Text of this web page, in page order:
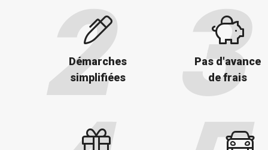
Démarches
simplifiées
Pas d'avance
de frais